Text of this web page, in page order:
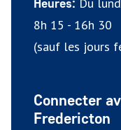
Heures:
8h 15 - 16h 30
(sauf les jours
Connecter
Fredericton